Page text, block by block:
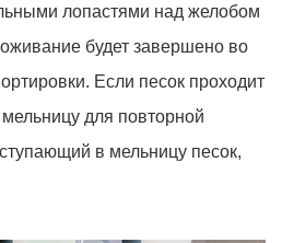
лопастями над желобом
будет завершено во
Если песок проходит
для повторной
в мельницу песок,